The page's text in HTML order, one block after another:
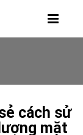
cách sử
mặt